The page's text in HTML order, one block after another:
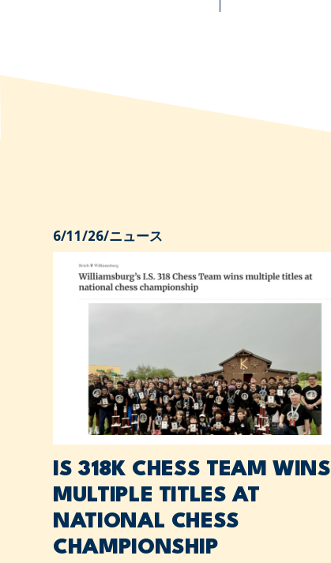
6/11/26/ニュース
IS 318K CHESS TEAM WINS
MULTIPLE TITLES AT
NATIONAL CHESS
CHAMPIONSHIP